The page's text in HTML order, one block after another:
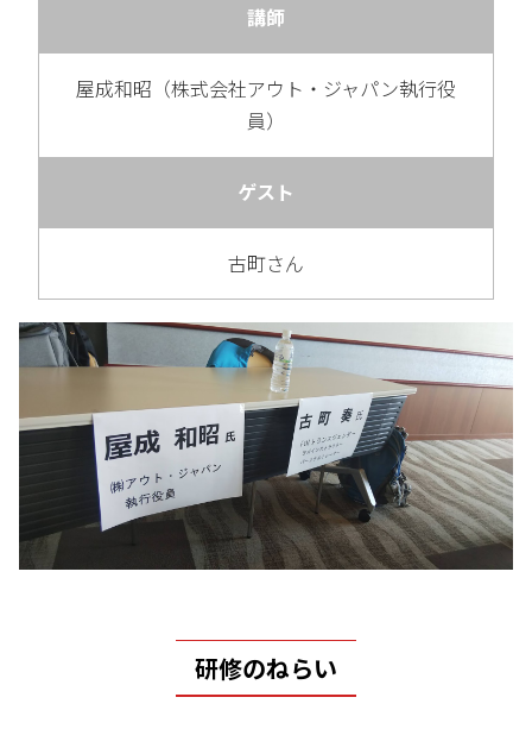
講師
屋成和昭（株式会社アウト・ジャパン執行役
員）
ゲスト
古町さん
研修のねらい